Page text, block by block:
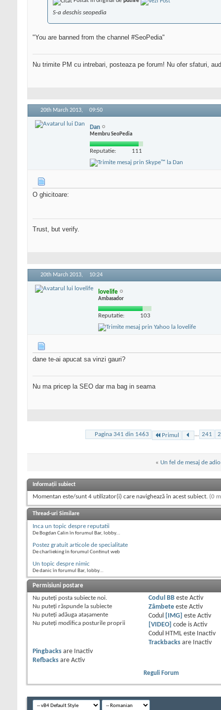
S-a deschis seopedia
"You are banned from the channel #SeoPedia"
Nu trimite PM cu intrebari, posteaza pe forum! Nu ofer sfaturi,
20th March 2013, 09:50
Dan
Membru SeoPedia
Reputatie: 111
O ghicitoare:
Trust, but verify.
20th March 2013, 10:24
lovelife
Ambasador
Reputatie: 103
dane te-ai apucat sa vinzi gauri?
Nu ma pricep la SEO dar ma bag in seama
Pagina 341 din 1463 Primul ... 241
« Un fel de mesaj de adio
Informații subiect
Momentan este/sunt 4 utilizator(i) care navighează în acest subiect. (0
Thread-uri Similare
Inca un topic despre reputatii
De Bogdan Calin în forumul Bar, lobby...
Postez gratuit articole de specialitate
De charlieking în forumul Continut web
Un topic despre nimic
De danic în forumul Bar, lobby...
Permisiuni postare
Nu puteţi posta subiecte noi.
Nu puteţi răspunde la subiecte
Nu puteţi adăuga ataşamente
Nu puteţi modifica posturile proprii
Codul BBeste Activ
Zâmbeteeste Activ
Codul
[IMG] este Activ
[VIDEO] code is Activ
Codul HTML este
Inactiv
Trackbacksare
Inactiv
Pingbacks are
Inactiv
Refbacks are Activ
Reguli Forum